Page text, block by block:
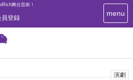
舞台芸術！
員登録
T
o
menu
演劇